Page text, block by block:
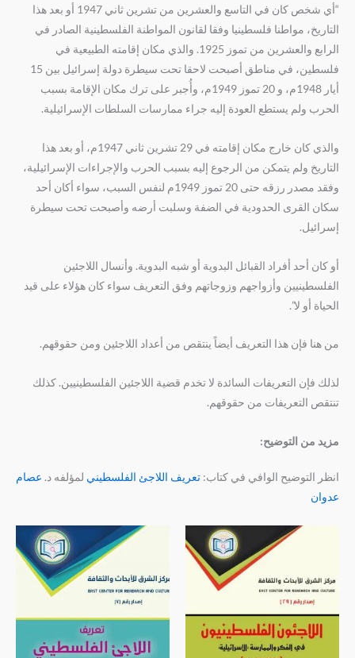
“أي شخص كان في التاسع والعشرين من تشرين ثاني 1947 أو بعد هذا
التاريخ، مواطنا فلسطينيا وفقا لقانون المواطنة الفلسطينية الصادر في
الرابع والعشرين من تموز 1925. والذي مكان إقامته الطبيعية في
فلسطين، في مناطق أصبحت لاحقا تحت سيطرة دولة إسرائيل بين 15
أيار 1948م، و 20 تموز 1949م، وأُجبر على ترك مكان الإقامة بسبب
الحرب ولم يستطع العودة إليه جراء ممارسات السلطات الإسرائيلية.
والذي كان خارج مكان إقامته في 29 تشرين ثاني 1947م، أو بعد هذا
التاريخ ولم يتمكن من الرجوع إليه بسبب الحرب والإجراءات الإسرائيلية،
وفقد مصدر رزقه حتى 20 تموز 1949م لنفس السبب، سواء أكان أحد
سكان القرى الحدودية في الضفة وسلبت أرضه وأصبحت تحت سيطرة
إسرائيل.
أو كان أحد أفراد القبائل البدوية أو شبه البدوية. وأنسال اللاجئين
الفلسطينيين وأزواجهم وزوجاتهم وفق التعريف سواء كان هؤلاء على قيد
الحياة أو لا”.
من هنا فإن هذا التعريف أيضاً ينتقص من أعداد اللاجئين ومن حقوقهم.
لذلك فإن التعريفات السائدة لا تخدم قضية اللاجئين الفلسطينيين. كذلك
تنتقص التعريفات من حقوقهم.
مزيد من التوضيح:
انظر التوضيح الوافي في كتاب: تعريف اللاجئ الفلسطيني لمؤلفه د. عصام
عدوان